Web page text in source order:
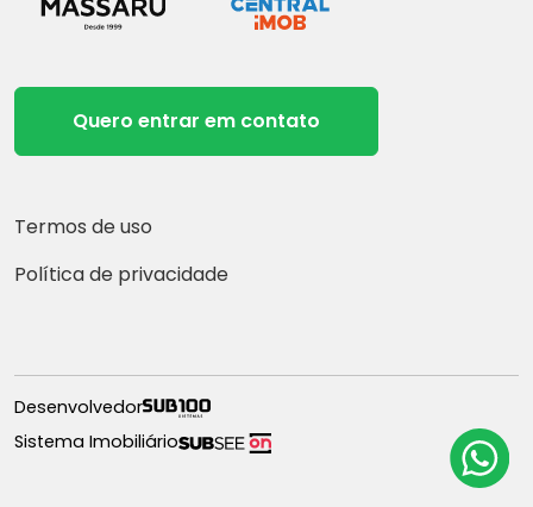
Quero entrar em contato
Termos de uso
Política de privacidade
Desenvolvedor
Sistema Imobiliário